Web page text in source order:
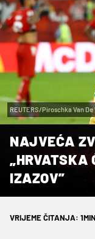
REUTERS/Piroschka Van De
NAJVEĆA
„HRVATSKA
IZAZOV”
VRIJEME ČITANJA: